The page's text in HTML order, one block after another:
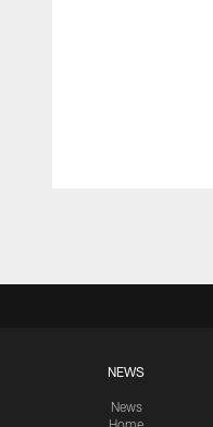
NEWS
News
Home